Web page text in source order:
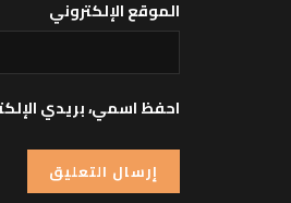
الموقع الإلكتروني
احفظ اسمي، بريدي